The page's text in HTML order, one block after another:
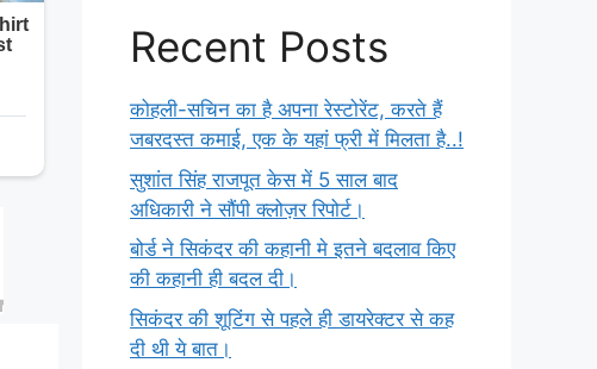
Recent Posts
कोहली-सचिन का है अपना रेस्टोरेंट, करते हैं
जबरदस्त कमाई, एक के यहां फ्री में मिलता है..!
सुशांत सिंह राजपूत केस में 5 साल बाद
अधिकारी ने सौंपी क्लोज़र रिपोर्ट।
बोर्ड ने सिकंदर की कहानी मे इतने बदलाव किए
की कहानी ही बदल दी।
सिकंदर की शूटिंग से पहले ही डायरेक्टर से कह
दी थी ये बात।